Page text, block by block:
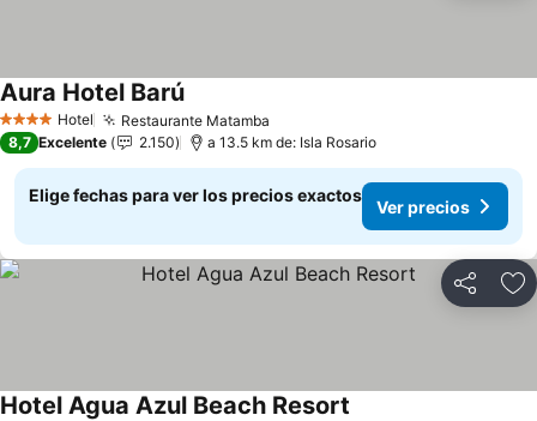
4 EstrellasHotel Restaurante Matamba
Aura Hotel Barú
8,7 Excelente 2.150 a 13.5 km de: Isla Rosario
Elige fechas para ver los precios exactos
Ver precios
Compartir
Hotel Agua Azul Beach Resort